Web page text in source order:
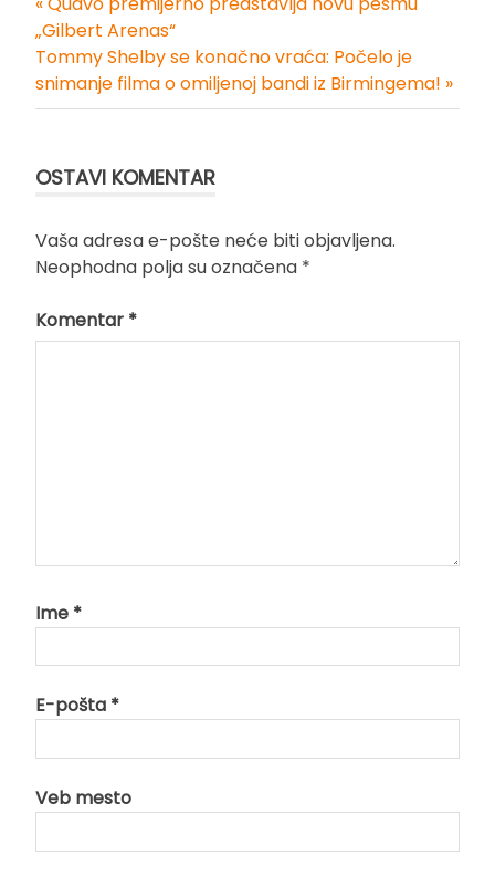
Kretanje
članka
„Gilbert Arenas“
Tommy Shelby se konačno vraća: Počelo je
snimanje filma o omiljenoj bandi iz Birmingema! »
OSTAVI KOMENTAR
Vaša adresa e-pošte neće biti objavljena.
Neophodna polja su označena *
Komentar *
Ime *
E-pošta *
Veb mesto